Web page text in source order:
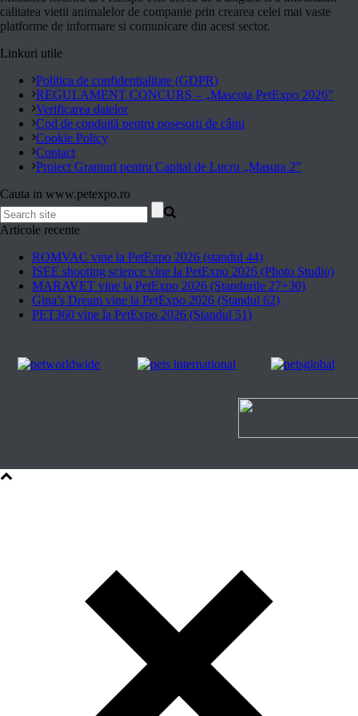
calitatea vietii animalelor de companie prin crearea celei mai vaste
platforme de informare si comunicare din acest sector.
Linkuri utile
Politica de confidentialitate (GDPR)
REGULAMENT CONCURS – „Mascota PetExpo 2026”
Verificarea datelor
Cod de conduită pentru posesorii de câini
Cookie Policy
Contact
Proiect Granturi pentru Capital de Lucru „Masura 2”
Cauta in www.petexpo.ro
Articole recente
ROMVAC vine la PetExpo 2026 (standul 44)
ISEE shooting science vine la PetExpo 2026 (Photo Studio)
MARAVET vine la PetExpo 2026 (Standurile 27+30)
Gina’s Dream vine la PetExpo 2026 (Standul 62)
PET360 vine la PetExpo 2026 (Standul 51)